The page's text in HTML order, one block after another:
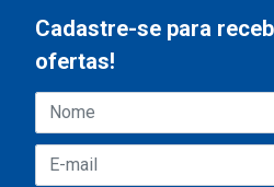
Cadastre-se para
ofertas!